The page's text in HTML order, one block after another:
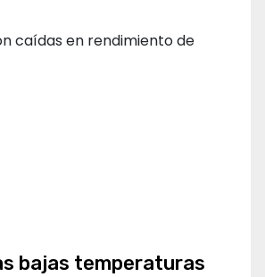
caídas en rendimiento de
bajas temperaturas